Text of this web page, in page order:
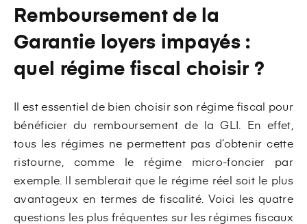
Remboursement de la
Garantie loyers impayés :
quel régime fiscal choisir ?
Il est essentiel de bien choisir son régime fiscal pour
bénéficier du remboursement de la GLI. En effet,
tous les régimes ne permettent pas d’obtenir cette
ristourne, comme le régime micro-foncier par
exemple. Il semblerait que le régime réel soit le plus
avantageux en termes de fiscalité. Voici les quatre
questions les plus fréquentes sur les régimes fiscaux